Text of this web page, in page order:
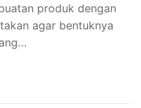
produk dengan
agar bentuknya